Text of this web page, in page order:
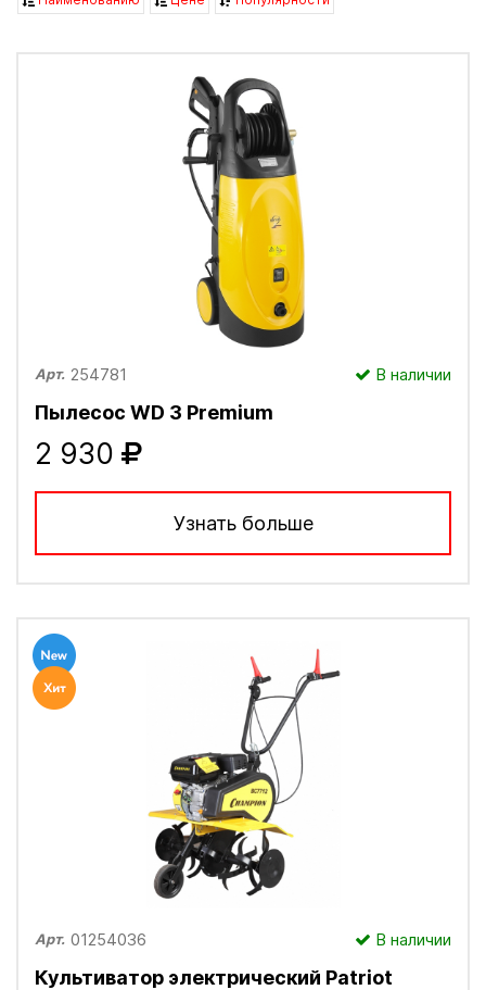
Арт. 254781 В наличии
Пылесос WD 3 Рremium
2 930
Узнать больше
Арт. 01254036 В наличии
Культиватор электрический Patriot